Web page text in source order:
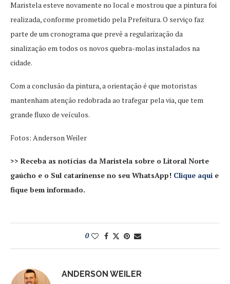
Maristela esteve novamente no local e mostrou que a pintura foi
realizada, conforme prometido pela Prefeitura. O serviço faz
parte de um cronograma que prevê a regularização da
sinalização em todos os novos quebra-molas instalados na
cidade.
Com a conclusão da pintura, a orientação é que motoristas
mantenham atenção redobrada ao trafegar pela via, que tem
grande fluxo de veículos.
Fotos: Anderson Weiler
>> Receba as notícias da Maristela sobre o Litoral Norte
gaúcho e o Sul catarinense no seu WhatsApp! Clique aqui e
fique bem informado.
0
ANDERSON WEILER